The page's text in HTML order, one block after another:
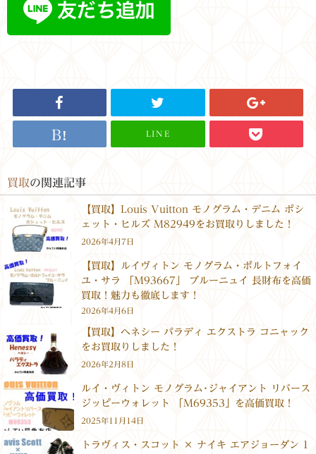
LINE
買取の関連記事
【買取】Louis Vuitton モノグラム・デニム ポシ
ェット・ヒルズ M82949をお買取りしました！
2026年4月7日
【買取】ルイヴィトン モノグラム・ポルトフォイ
ユ・サラ 「M93667」 ブルーニュイ 長財布を高価
買取！魅力も徹底します！
2026年4月6日
【買取】ヘネシー パラディ エクストラ コニャック
をお買取りしました！
2026年2月8日
ルイ・ヴィトン モノグラム･ジャイアント リバース
ジッピーウォレット 「M69353」を高価買取！
2025年11月14日
トラヴィス・スコット × ナイキ エアジョーダン 1